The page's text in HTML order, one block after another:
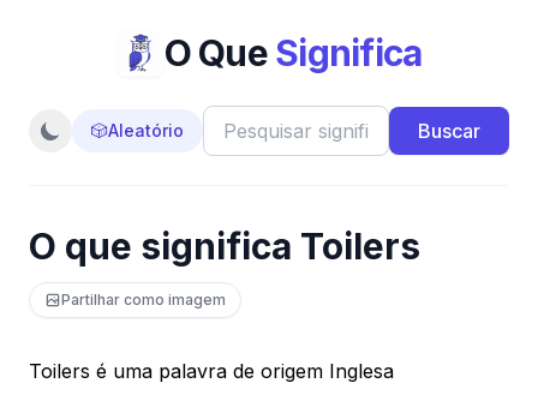
O QueSignifica
🎲Aleatório Buscar
O que significa Toilers
Partilhar como imagem
Toilers é uma palavra de origem Inglesa